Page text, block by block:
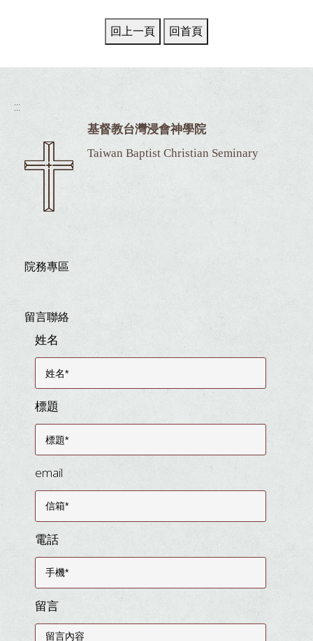
:::
基督教台灣浸會神學院
Taiwan Baptist Christian Seminary
院務專區
留言聯絡
姓名
標題
email
電話
留言